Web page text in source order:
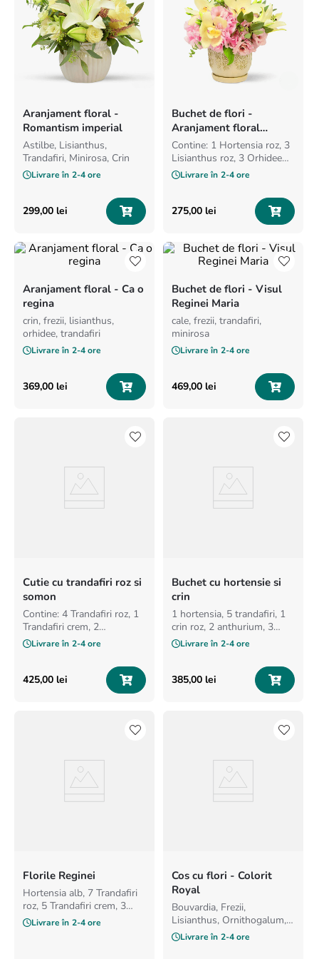
Aranjament floral -
Romantism imperial
Astilbe, Lisianthus,
Trandafiri, Minirosa, Crin
Livrare în 2-4 ore
299,00 lei
Buchet de flori -
Aranjament floral
Elegant
Contine: 1 Hortensia roz, 3
Lisianthus roz, 3 Orhidee
Cymbidium
Livrare în 2-4 ore
275,00 lei
Aranjament floral - Ca o
regina
crin, frezii, lisianthus,
orhidee, trandafiri
Livrare în 2-4 ore
369,00 lei
Buchet de flori - Visul
Reginei Maria
cale, frezii, trandafiri,
minirosa
Livrare în 2-4 ore
469,00 lei
Cutie cu trandafiri roz si
somon
Contine: 4 Trandafiri roz, 1
Trandafiri crem, 2
Trachelium alb, 7 Minirosa
roz
Livrare în 2-4 ore
425,00 lei
Buchet cu hortensie si
crin
1 hortensia, 5 trandafiri, 1
crin roz, 2 anthurium, 3
hypericum verde, 2 pampas,
2 alstroemeria
Livrare în 2-4 ore
385,00 lei
Florile Reginei
Hortensia alb, 7 Trandafiri
roz, 5 Trandafiri crem, 3
Minirosa alb, 3 astilbe, 1
santini
Livrare în 2-4 ore
Cos cu flori - Colorit
Royal
Bouvardia, Frezii,
Lisianthus, Ornithogalum,
Trandafiri, Minirosa,
Eryngium, Lavanda, Green
Livrare în 2-4 ore
buchet crini
trandafiri albi